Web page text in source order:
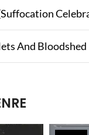
And Bloodshed